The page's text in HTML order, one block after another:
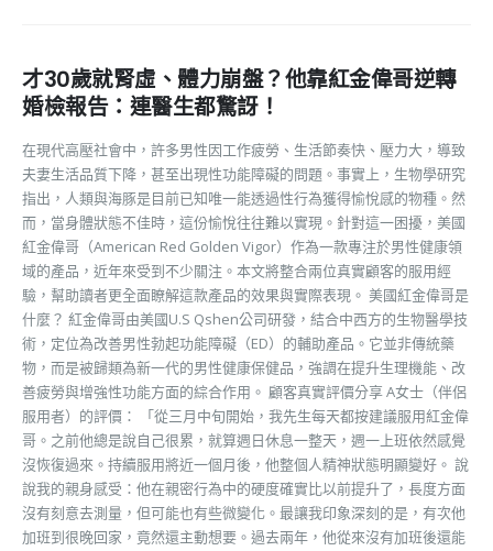
才30歲就腎虛、體力崩盤？他靠紅金偉哥逆轉
婚檢報告：連醫生都驚訝！
在現代高壓社會中，許多男性因工作疲勞、生活節奏快、壓力大，導致
夫妻生活品質下降，甚至出現性功能障礙的問題。事實上，生物學研究
指出，人類與海豚是目前已知唯一能透過性行為獲得愉悅感的物種。然
而，當身體狀態不佳時，這份愉悅往往難以實現。針對這一困擾，美國
紅金偉哥（American Red Golden Vigor）作為一款專注於男性健康領
域的產品，近年來受到不少關注。本文將整合兩位真實顧客的服用經
驗，幫助讀者更全面瞭解這款產品的效果與實際表現。 美國紅金偉哥是
什麼？ 紅金偉哥由美國U.S Qshen公司研發，結合中西方的生物醫學技
術，定位為改善男性勃起功能障礙（ED）的輔助產品。它並非傳統藥
物，而是被歸類為新一代的男性健康保健品，強調在提升生理機能、改
善疲勞與增強性功能方面的綜合作用。 顧客真實評價分享 A女士（伴侶
服用者）的評價： 「從三月中旬開始，我先生每天都按建議服用紅金偉
哥。之前他總是說自己很累，就算週日休息一整天，週一上班依然感覺
沒恢復過來。持續服用將近一個月後，他整個人精神狀態明顯變好。 說
說我的親身感受：他在親密行為中的硬度確實比以前提升了，長度方面
沒有刻意去測量，但可能也有些微變化。最讓我印象深刻的是，有次他
加班到很晚回家，竟然還主動想要。過去兩年，他從來沒有加班後還能